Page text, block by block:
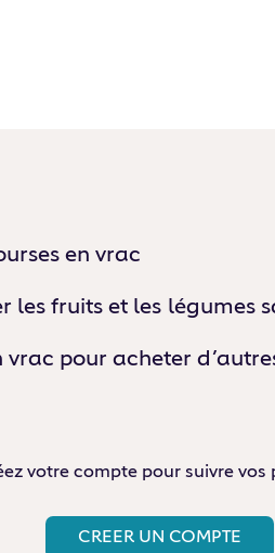
en vrac
les fruits et les légumes
vrac pour acheter
votre compte pour suivre vos
CREER UN COMPTE